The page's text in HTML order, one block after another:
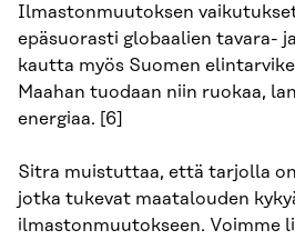
Ilmastonmuutoksen
epäsuorasti globaalien tavara-
kautta myös Suomen
Maahan tuodaan niin ruokaa,
energiaa. [6]
Sitra muistuttaa, että tarjolla
jotka tukevat maatalouden
ilmastonmuutokseen. Voimme